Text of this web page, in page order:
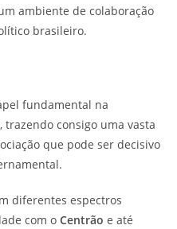
ambiente de colaboração
brasileiro.
fundamental na
consigo uma vasta
que pode ser decisivo
diferentes espectros
com o Centrão e até